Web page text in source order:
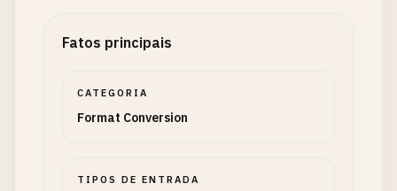
Fatos principais
CATEGORIA
Format Conversion
TIPOS DE ENTRADA